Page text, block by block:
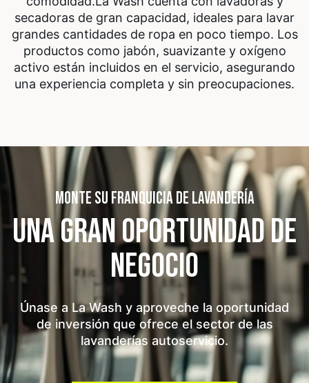
secadoras de gran capacidad, ideales para lavar
grandes cantidades de ropa en poco tiempo. Los
productos como jabón, suavizante y oxígeno
activo están incluidos en el servicio, asegurando
una experiencia completa y sin preocupaciones.
MONTE SU FRANQUICIA DE LAVANDERÍA
UNA GRAN OPORTUNIDADDE
NEGOCIO
Únase a La Wash y aproveche la oportunidad
de inversión que ofrece el sector de las
lavanderías autoservicio.